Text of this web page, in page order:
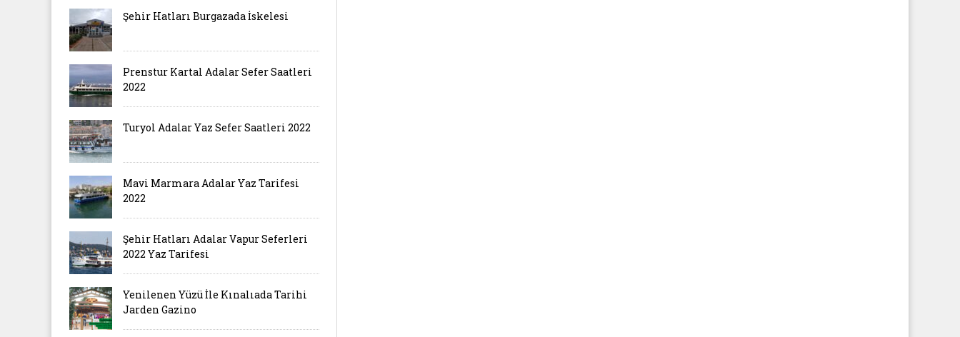
Şehir Hatları Burgazada İskelesi
Prenstur Kartal Adalar Sefer Saatleri
2022
Turyol Adalar Yaz Sefer Saatleri 2022
Mavi Marmara Adalar Yaz Tarifesi
2022
Şehir Hatları Adalar Vapur Seferleri
2022 Yaz Tarifesi
Yenilenen Yüzü İle Kınalıada Tarihi
Jarden Gazino